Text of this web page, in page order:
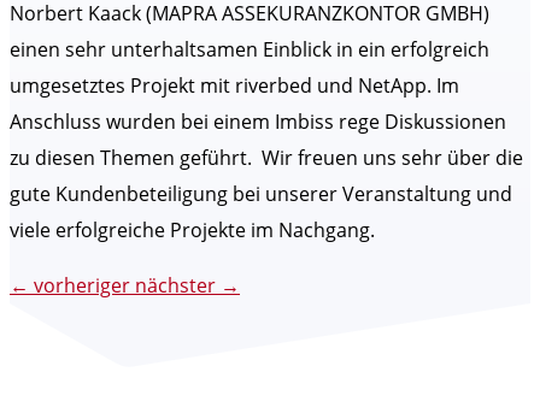
Norbert Kaack (MAPRA ASSEKURANZKONTOR GMBH)
einen sehr unterhaltsamen Einblick in ein erfolgreich
umgesetztes Projekt mit riverbed und NetApp. Im
Anschluss wurden bei einem Imbiss rege Diskussionen
zu diesen Themen geführt. Wir freuen uns sehr über die
gute Kundenbeteiligung bei unserer Veranstaltung und
viele erfolgreiche Projekte im Nachgang.
← vorheriger nächster →